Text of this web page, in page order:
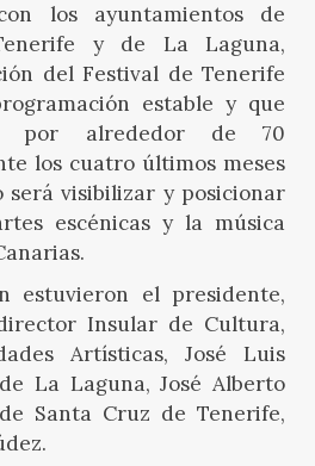
los ayuntamientos de
y de La Laguna,
del Festival de Tenerife
estable y que
por alrededor de 70
los cuatro últimos meses
será visibilizar y posicionar
escénicas y la música
estuvieron el presidente,
Insular de Cultura,
Artísticas, José Luis
La Laguna, José Alberto
Santa Cruz de Tenerife,